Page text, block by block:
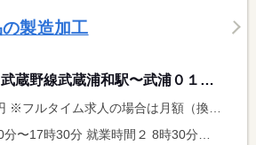
製造加工
埼玉県戸田市 / 武蔵野線武蔵浦和駅〜武浦０１「下笹目」停留所から徒歩５分
場合は月額（換算額）、パート求人の場合は時間額を表示しています。